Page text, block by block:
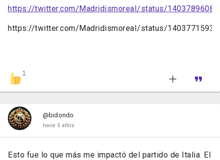
https://twitter.com/MadridismoreaI/status/
https://twitter.com/MadridismoreaI/status/
1
@bidondo
hace 5 años
Esto fue lo que más me impactó del partido de Italia. El